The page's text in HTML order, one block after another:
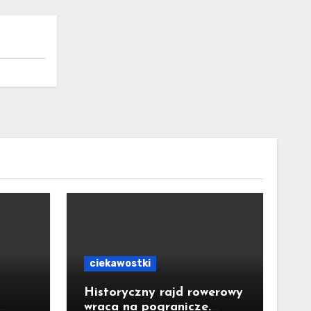
ciekawostki
Historyczny rajd rowerowy
wraca na pogranicze.